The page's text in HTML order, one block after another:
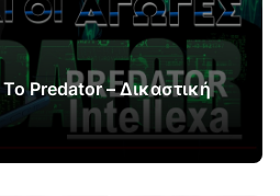
Predator – Δικαστική